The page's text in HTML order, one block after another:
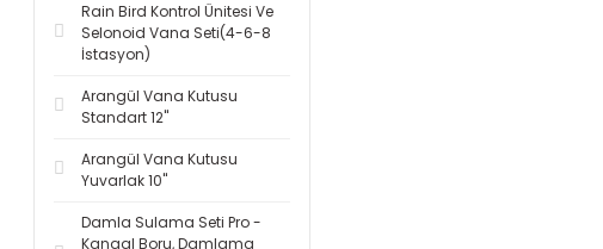
Rain Bird Kontrol Ünitesi Ve
Selonoid Vana Seti(4-6-8
İstasyon)
Arangül Vana Kutusu
Standart 12''
Arangül Vana Kutusu
Yuvarlak 10''
Damla Sulama Seti Pro -
Kangal Boru, Damlama